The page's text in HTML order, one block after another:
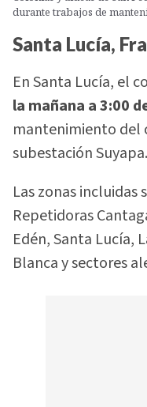
durante trabajos de
Santa Lucía,
En Santa Lucía, el
la mañana a 3:00
mantenimiento del
subestación Suyapa.
Las zonas incluidas
Repetidoras
Edén, Santa Lucía,
Blanca y sectores